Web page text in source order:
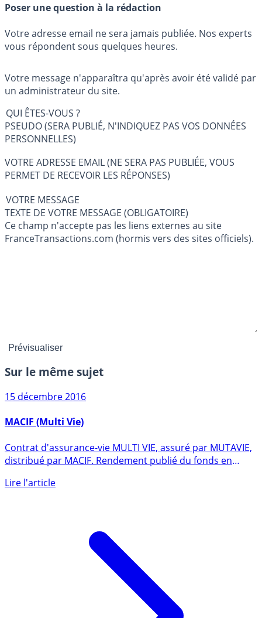
Poser une question à la rédaction
Votre adresse email ne sera jamais publiée. Nos experts
vous répondent sous quelques heures.
Votre message n'apparaîtra qu'après avoir été validé par
un administrateur du site.
QUI ÊTES-VOUS ?
PSEUDO (SERA PUBLIÉ, N'INDIQUEZ PAS VOS DONNÉES
PERSONNELLES)
VOTRE ADRESSE EMAIL (NE SERA PAS PUBLIÉE, VOUS
PERMET DE RECEVOIR LES RÉPONSES)
VOTRE MESSAGE
TEXTE DE VOTRE MESSAGE (OBLIGATOIRE)
Ce champ n'accepte pas les liens externes au site
FranceTransactions.com (hormis vers des sites officiels).
Sur le même sujet
15 décembre 2016
MACIF (Multi Vie)
Contrat d'assurance-vie MULTI VIE, assuré par MUTAVIE,
distribué par MACIF. Rendement publié du fonds en